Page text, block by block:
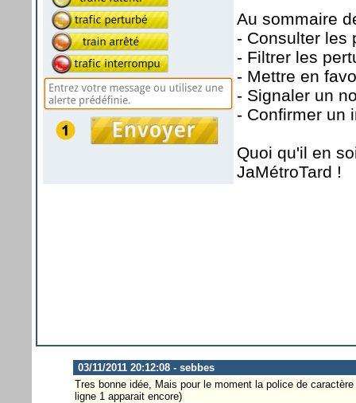
Au sommaire
- Consulter les
- Filtrer les
- Mettre en
- Signaler un
- Confirmer un
Quoi qu'il en
JaMétroTard !
03/11/2011 20:12:08 - sebbes
Tres bonne idée, Mais pour le moment la police de
ligne 1 apparait encore)